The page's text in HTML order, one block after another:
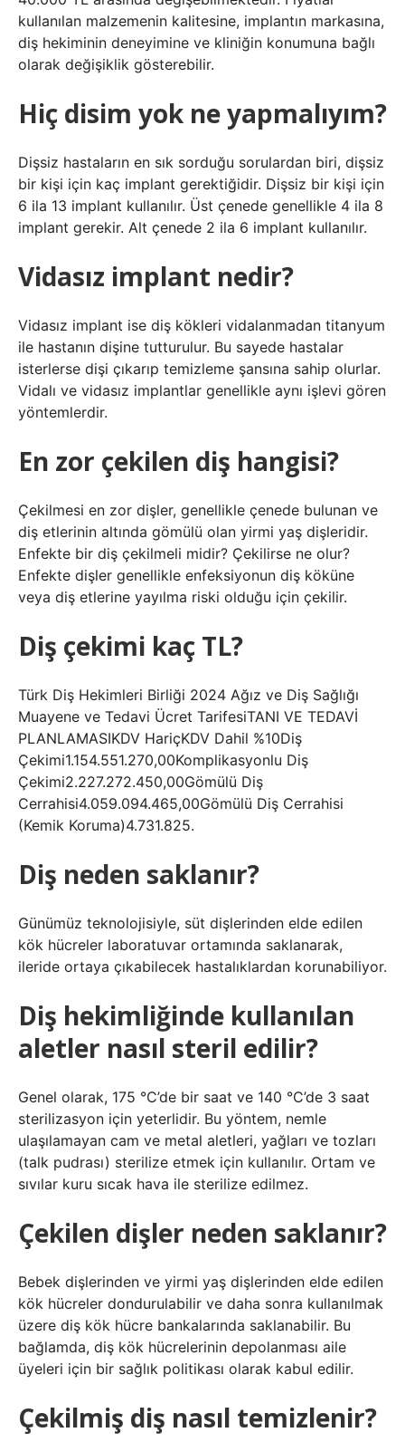
kullanılan malzemenin kalitesine, implantın markasına,
diş hekiminin deneyimine ve kliniğin konumuna bağlı
olarak değişiklik gösterebilir.
Hiç disim yok ne yapmalıyım?
Dişsiz hastaların en sık sorduğu sorulardan biri, dişsiz
bir kişi için kaç implant gerektiğidir. Dişsiz bir kişi için
6 ila 13 implant kullanılır. Üst çenede genellikle 4 ila 8
implant gerekir. Alt çenede 2 ila 6 implant kullanılır.
Vidasız implant nedir?
Vidasız implant ise diş kökleri vidalanmadan titanyum
ile hastanın dişine tutturulur. Bu sayede hastalar
isterlerse dişi çıkarıp temizleme şansına sahip olurlar.
Vidalı ve vidasız implantlar genellikle aynı işlevi gören
yöntemlerdir.
En zor çekilen diş hangisi?
Çekilmesi en zor dişler, genellikle çenede bulunan ve
diş etlerinin altında gömülü olan yirmi yaş dişleridir.
Enfekte bir diş çekilmeli midir? Çekilirse ne olur?
Enfekte dişler genellikle enfeksiyonun diş köküne
veya diş etlerine yayılma riski olduğu için çekilir.
Diş çekimi kaç TL?
Türk Diş Hekimleri Birliği 2024 Ağız ve Diş Sağlığı
Muayene ve Tedavi Ücret TarifesiTANI VE TEDAVİ
PLANLAMASIKDV HariçKDV Dahil %10Diş
Çekimi1.154.551.270,00Komplikasyonlu Diş
Çekimi2.227.272.450,00Gömülü Diş
Cerrahisi4.059.094.465,00Gömülü Diş Cerrahisi
(Kemik Koruma)4.731.825.
Diş neden saklanır?
Günümüz teknolojisiyle, süt dişlerinden elde edilen
kök hücreler laboratuvar ortamında saklanarak,
ileride ortaya çıkabilecek hastalıklardan korunabiliyor.
Diş hekimliğinde kullanılan
aletler nasıl steril edilir?
Genel olarak, 175 °C’de bir saat ve 140 °C’de 3 saat
sterilizasyon için yeterlidir. Bu yöntem, nemle
ulaşılamayan cam ve metal aletleri, yağları ve tozları
(talk pudrası) sterilize etmek için kullanılır. Ortam ve
sıvılar kuru sıcak hava ile sterilize edilmez.
Çekilen dişler neden saklanır?
Bebek dişlerinden ve yirmi yaş dişlerinden elde edilen
kök hücreler dondurulabilir ve daha sonra kullanılmak
üzere diş kök hücre bankalarında saklanabilir. Bu
bağlamda, diş kök hücrelerinin depolanması aile
üyeleri için bir sağlık politikası olarak kabul edilir.
Çekilmiş diş nasıl temizlenir?